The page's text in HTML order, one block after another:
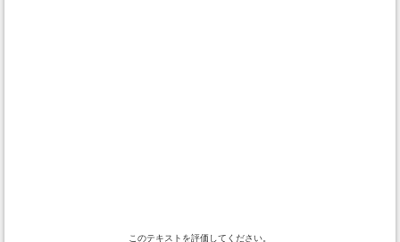
このテキストを評価してください。